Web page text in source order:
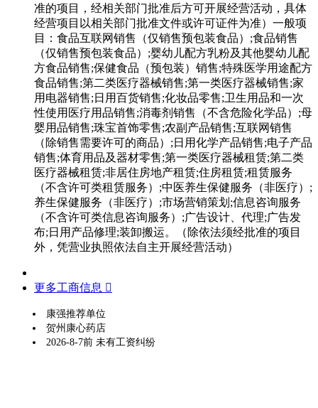
准的项目，经相关部门批准后方可开展经营活动，具体
经营项目以相关部门批准文件或许可证件为准）一般项
目：食品互联网销售（仅销售预包装食品）;食品销售
（仅销售预包装食品）;婴幼儿配方乳粉及其他婴幼儿配
方食品销售;保健食品（预包装）销售;特殊医学用途配方
食品销售;第二类医疗器械销售;第一类医疗器械销售;家
用电器销售;日用百货销售;化妆品零售;卫生用品和一次
性使用医疗用品销售;消毒剂销售（不含危险化学品）;母
婴用品销售;珠宝首饰零售;农副产品销售;互联网销售
（除销售需要许可的商品）;日用化学产品销售;电子产品
销售;体育用品及器材零售;第一类医疗器械租赁;第二类
医疗器械租赁;非居住房地产租赁;住房租赁;租赁服务
（不含许可类租赁服务）;中医养生保健服务（非医疗）;
养生保健服务（非医疗）;市场营销策划;信息咨询服务
（不含许可类信息咨询服务）;广告设计、代理;广告发
布;日用产品修理;装卸搬运。（除依法须经批准的项目
外，凭营业执照依法自主开展经营活动）
更多工商信息 
康强推荐单位
贺州康心药店
2026-8-7前 未有工资纠纷